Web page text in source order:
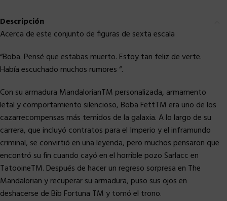
Descripción
Acerca de este conjunto de figuras de sexta escala
“Boba. Pensé que estabas muerto. Estoy tan feliz de verte.
Había escuchado muchos rumores “.
Con su armadura MandalorianTM personalizada, armamento
letal y comportamiento silencioso, Boba FettTM era uno de los
cazarrecompensas más temidos de la galaxia. A lo largo de su
carrera, que incluyó contratos para el Imperio y el inframundo
criminal, se convirtió en una leyenda, pero muchos pensaron que
encontró su fin cuando cayó en el horrible pozo Sarlacc en
TatooineTM. Después de hacer un regreso sorpresa en The
Mandalorian y recuperar su armadura, puso sus ojos en
deshacerse de Bib Fortuna TM y tomó el trono.